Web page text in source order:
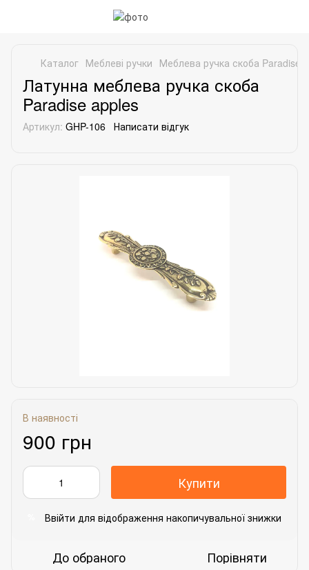
Каталог Меблеві ручки Меблева ручка скоба Paradise
Латунна меблева ручка скоба
Paradise apples
Артикул: GHP-106 Написати відгук
В наявності
900 грн
Купити
Ввійти для відображення накопичувальної знижки
До обраного Порівняти